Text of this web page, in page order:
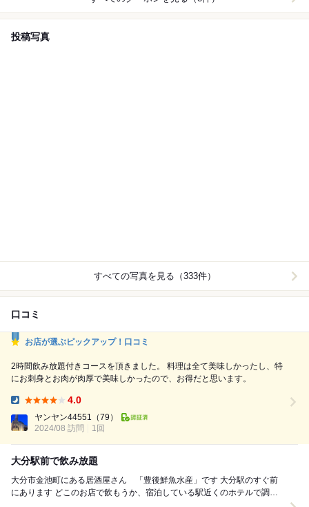
投稿写真
すべての写真を見る（333件）
口コミ
お店が選ぶピックアップ！口コミ
2時間飲み放題付きコースを頂きました。 料理は全て美味しかったし、特
にお刺身とお肉が肉厚で美味しかったので、お得だと思います。
4.0
ヤンヤン44551 （79）
2024/08 訪問
1回
大分駅前で飲み放題
大分市金池町にある居酒屋さん 「豊後鮮魚水産」です 大分駅のすぐ前
にあります どこのお店で飲もうか、宿泊している駅近くのホテルで調べ